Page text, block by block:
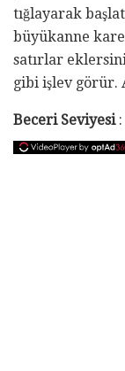
tığlayarak
büyükanne
satırlar
gibi işlev görür.
Beceri Seviyesi: